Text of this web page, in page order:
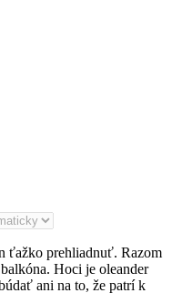
ťažko prehliadnuť. Razom
Hoci je oleander
ani na to, že patrí k